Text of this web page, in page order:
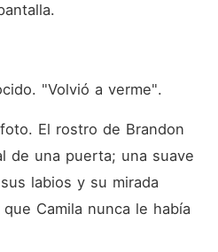
"Volvió a verme".
El rostro de Brandon
de una puerta; una suave
labios y su mirada
Camila nunca le había